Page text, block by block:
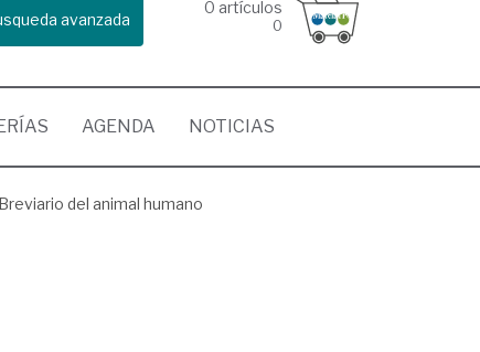
avanzada
0 artículos
0
AGENDA NOTICIAS
Breviario del animal humano